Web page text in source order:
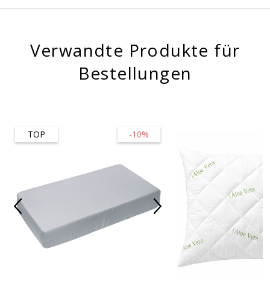
Verwandte Produkte für
Bestellungen
-10%
TOP